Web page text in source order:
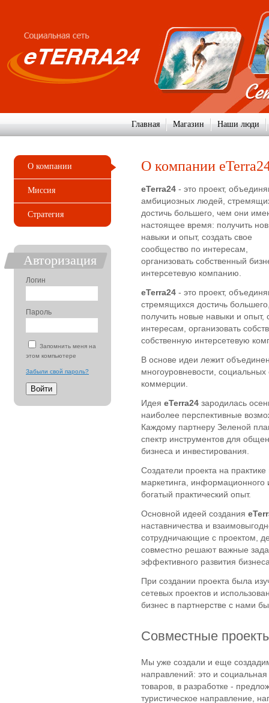
Главная Магазин Наши люди
О компании
eTerra24 - это проект,
амбициозных людей,
достичь большего, чем они
настоящее время: получить
навыки и опыт, создать свое
сообщество по интересам,
организовать собственный
интерсетевую компанию.
eTerra24 - это проект,
стремящихся достичь
получить новые навыки и опыт,
интересам, организовать
собственную интерсетевую
В основе идеи лежит
многоуровневости,
коммерции.
Идея eTerra24 зародилась
наиболее перспективные
Каждому партнеру Зеленой
спектр инструментов для
бизнеса и инвестирования.
Создатели проекта на
маркетинга, информационного
богатый практический опыт.
Основной идеей создания
наставничества и
сотрудничающие с проектом,
совместно решают важные
эффективного развития
При создании проекта была
сетевых проектов и
бизнес в партнерстве с нами
Совместные
Мы уже создали и еще
направлений: это и
товаров, в разработке -
туристическое направление,
О компании
Миссия
Стратегия
Авторизация
Логин
Пароль
Запомнить меня на
этом компьютере
Забыли свой пароль?